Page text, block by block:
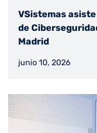
VSistemas
de
Madrid
junio 10, 2026